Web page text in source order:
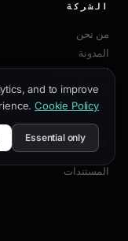
الشركة
من نحن
المدونة
البرنامج التابع
اتصل بنا
الموارد
المستندات
and to improve
Cookie Policy
Essential only